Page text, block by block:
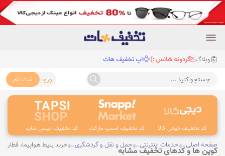
وبلاگ گردونه شانس :) اپ تخفیف هات
جستجو کنید ... ورود ثبت نام
کد تخفیف دیجی کالا کد تخفیف اسنپ مارکت کد تخفیف تپسی شاپ
صفحه اصلی خدمات اینترنتی حمل و نقل و گردشگری خرید بلیط هواپیما، قطار
کوپن ها و کدهای تخفیف مشابه